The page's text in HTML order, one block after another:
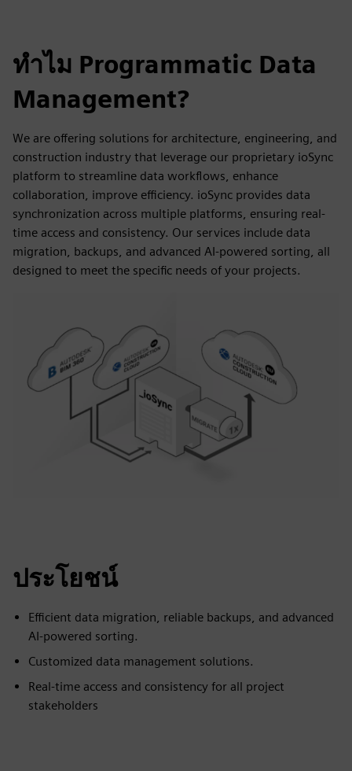
ทำไม Programmatic Data
Management?
We are offering solutions for architecture, engineering, and
construction industry that leverage our proprietary ioSync
platform to streamline data workflows, enhance
collaboration, improve efficiency. ioSync provides data
synchronization across multiple platforms, ensuring real-
time access and consistency. Our services include data
migration, backups, and advanced AI-powered sorting, all
designed to meet the specific needs of your projects.
ประโยชน์
Efficient data migration, reliable backups, and advanced
AI-powered sorting.
Customized data management solutions.
Real-time access and consistency for all project
stakeholders